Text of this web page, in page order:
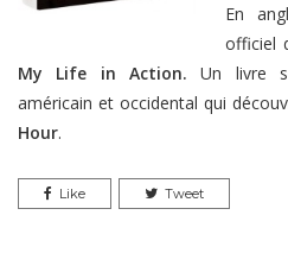
En
officiel
My Life in Action.Un livre
américain et occidental qui
Hour.
Like Tweet